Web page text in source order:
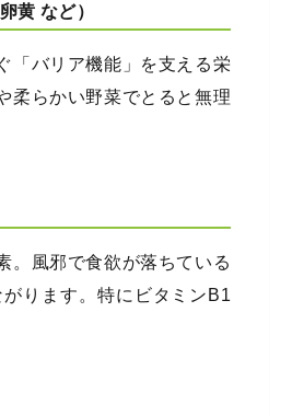
黄 など）
「バリア機能」を支える栄
柔らかい野菜でとると無理
。風邪で食欲が落ちている
ります。特にビタミンB1